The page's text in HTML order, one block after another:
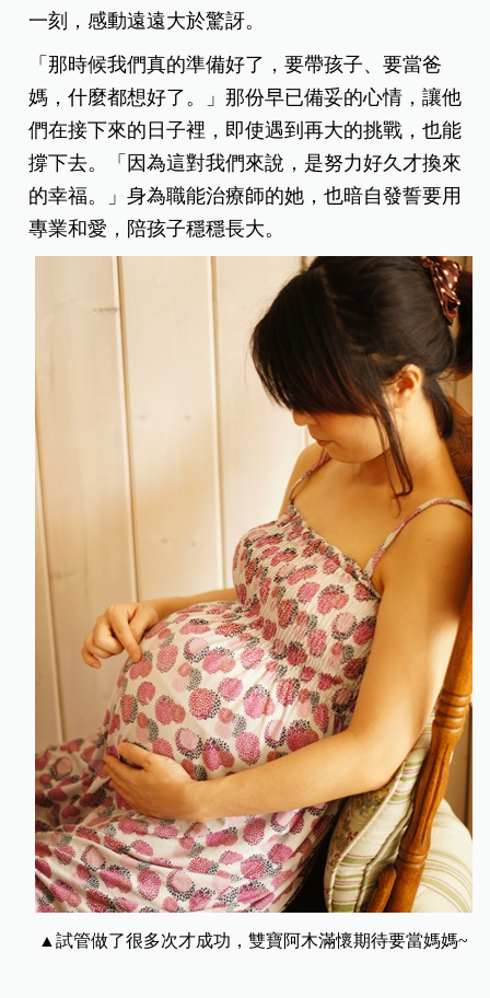
一刻，感動遠遠大於驚訝。
「那時候我們真的準備好了，要帶孩子、要當爸
媽，什麼都想好了。」那份早已備妥的心情，讓他
們在接下來的日子裡，即使遇到再大的挑戰，也能
撐下去。「因為這對我們來說，是努力好久才換來
的幸福。」身為職能治療師的她，也暗自發誓要用
專業和愛，陪孩子穩穩長大。
▲試管做了很多次才成功，雙寶阿木滿懷期待要當媽媽~